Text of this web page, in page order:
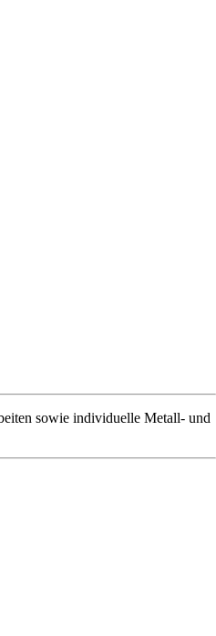
sowie individuelle Metall- und